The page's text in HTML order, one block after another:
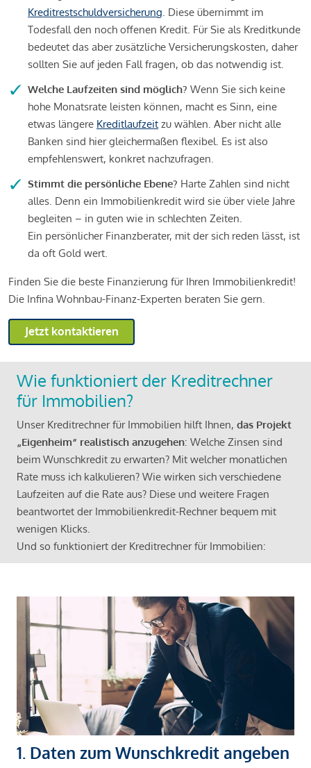
Kreditrestschuldversicherung. Diese übernimmt im
Todesfall den noch offenen Kredit. Für Sie als Kreditkunde
bedeutet das aber zusätzliche Versicherungskosten, daher
sollten Sie auf jeden Fall fragen, ob das notwendig ist.
Welche Laufzeiten sind möglich? Wenn Sie sich keine
hohe Monatsrate leisten können, macht es Sinn, eine
etwas längere Kreditlaufzeit zu wählen. Aber nicht alle
Banken sind hier gleichermaßen flexibel. Es ist also
empfehlenswert, konkret nachzufragen.
Stimmt die persönliche Ebene? Harte Zahlen sind nicht
alles. Denn ein Immobilienkredit wird sie über viele Jahre
begleiten – in guten wie in schlechten Zeiten.
Ein persönlicher Finanzberater, mit der sich reden lässt, ist
da oft Gold wert.
Finden Sie die beste Finanzierung für Ihren Immobilienkredit!
Die Infina Wohnbau-Finanz-Experten beraten Sie gern.
Jetzt kontaktieren
Wie funktioniert der Kreditrechner
für Immobilien?
Unser Kreditrechner für Immobilien hilft Ihnen, das Projekt
„Eigenheim“ realistisch anzugehen: Welche Zinsen sind
beim Wunschkredit zu erwarten? Mit welcher monatlichen
Rate muss ich kalkulieren? Wie wirken sich verschiedene
Laufzeiten auf die Rate aus? Diese und weitere Fragen
beantwortet der Immobilienkredit-Rechner bequem mit
wenigen Klicks.
Und so funktioniert der Kreditrechner für Immobilien:
1. Daten zum Wunschkredit angeben